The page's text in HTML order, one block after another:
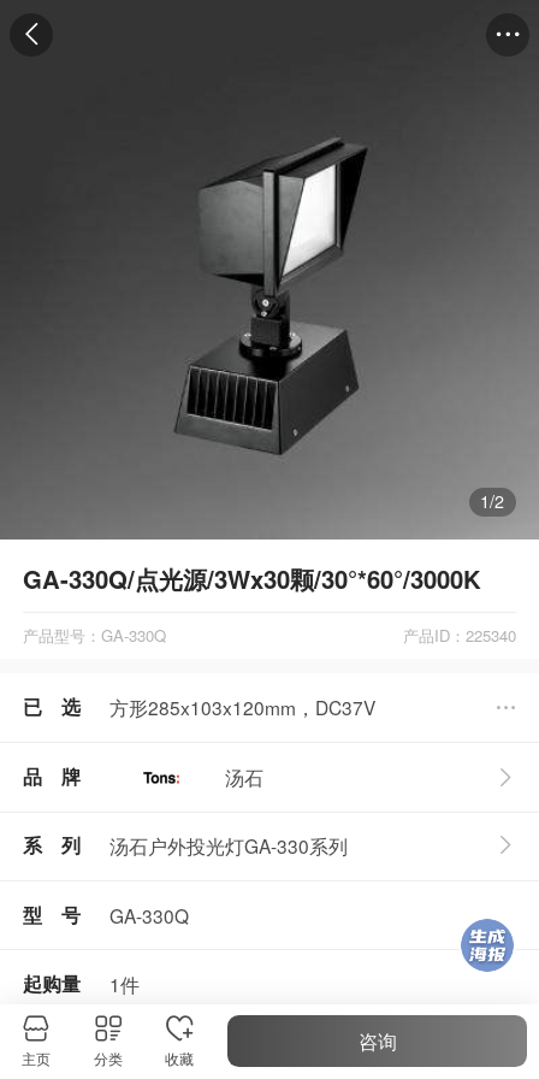
1/2
GA-330Q/点光源/3Wx30颗/30°*60°/3000K
产品型号：GA-330Q 产品ID：225340
已 选 方形285x103x120mm，DC37V
品 牌 汤石
系 列 汤石户外投光灯GA-330系列
型 号 GA-330Q
起购量 1件
产品参数
主页 分类 收藏
咨询